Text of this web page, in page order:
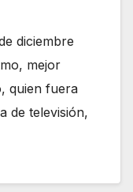
diciembre
mejor
quien fuera
de televisión,